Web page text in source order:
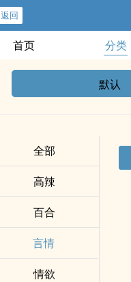
返回
首页 分类
默认
全部
高辣
百合
言情
情欲